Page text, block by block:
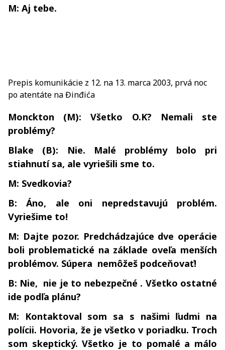
M: Aj tebe.
Prepis komunikácie z 12. na 13. marca 2003, prvá noc
po atentáte na Đinđića
Monckton (M): Všetko O.K? Nemali ste
problémy?
Blake (B): Nie. Malé problémy bolo pri
stiahnutí sa, ale vyriešili sme to.
M: Svedkovia?
B: Áno, ale oni nepredstavujú problém.
Vyriešime to!
M: Dajte pozor. Predchádzajúce dve operácie
boli problematické na základe oveľa menších
problémov. Súpera nemôžeš podceňovať!
B: Nie, nie je to nebezpečné . Všetko ostatné
ide podľa plánu?
M: Kontaktoval som sa s našimi ľudmi na
polícii. Hovoria, že je všetko v poriadku. Troch
som skeptický. Všetko je to pomalé a málo